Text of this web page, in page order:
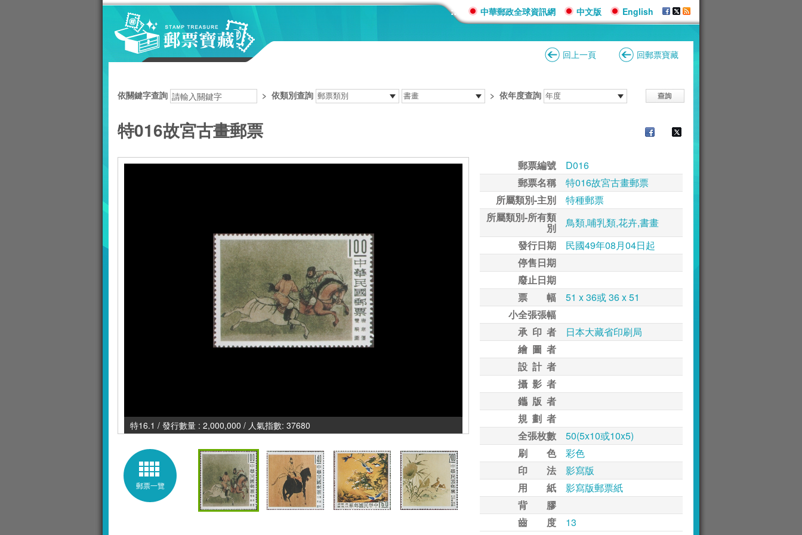
::: 中華郵政全球資訊網 中文版 English
回上一頁 回郵票寶藏
依關鍵字查詢 > 依類別查詢 > 依年度查詢
特016故宮古畫郵票
特16.1 / 發行數量 : 2,000,000 / 人氣指數: 37680
郵票一覽
郵票編號
D016
郵票名稱
特016故宮古畫郵票
所屬類別-主別
特種郵票
所屬類別-所有類
別
鳥類,哺乳類,花卉,書畫
發行日期
民國49年08月04日起
停售日期
廢止日期
票 幅
51 x 36或 36 x 51
小全張張幅
承 印 者
日本大藏省印刷局
繪 圖 者
設 計 者
攝 影 者
鑴 版 者
規 劃 者
全張枚數
50(5x10或10x5)
刷 色
彩色
印 法
影寫版
用 紙
影寫版郵票紙
背 膠
齒 度
13